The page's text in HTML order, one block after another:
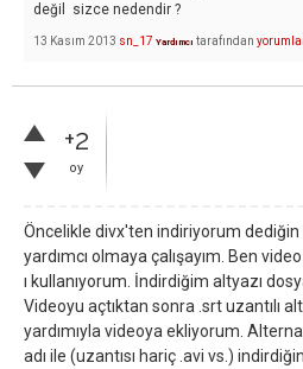
değil sizce nedendir ?
13 Kasım 2013 sn_17 Yardımcı tarafından
+2
oy
Öncelikle divx'ten indiriyorum dediğin
yardımcı olmaya çalışayım. Ben
ı kullanıyorum. İndirdiğim altyazı
Videoyu açtıktan sonra .srt uzantılı
yardımıyla videoya ekliyorum.
adı ile (uzantısı hariç .avi vs.)